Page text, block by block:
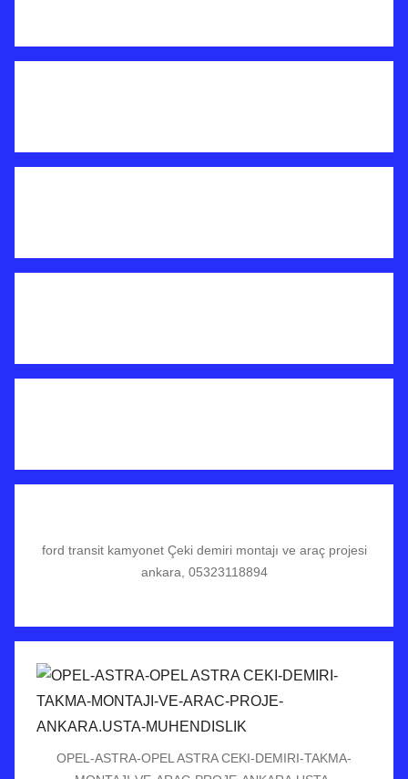
ford transit kamyonet Çeki demiri montajı ve araç projesi
ankara, 05323118894
OPEL-ASTRA-OPEL ASTRA CEKI-DEMIRI-TAKMA-